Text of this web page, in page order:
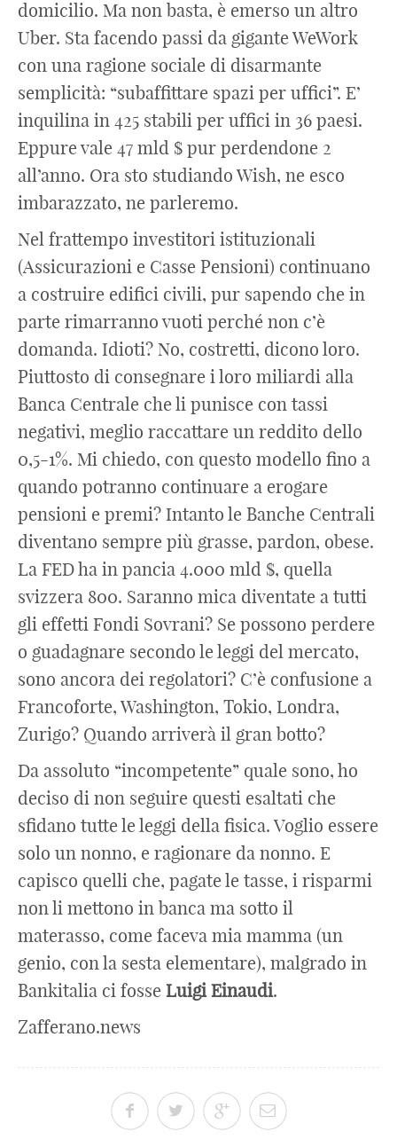
domicilio. Ma non basta, è emerso un altro
Uber. Sta facendo passi da gigante WeWork
con una ragione sociale di disarmante
semplicità: “subaffittare spazi per uffici”. E’
inquilina in 425 stabili per uffici in 36 paesi.
Eppure vale 47 mld $ pur perdendone 2
all’anno. Ora sto studiando Wish, ne esco
imbarazzato, ne parleremo.
Nel frattempo investitori istituzionali
(Assicurazioni e Casse Pensioni) continuano
a costruire edifici civili, pur sapendo che in
parte rimarranno vuoti perché non c’è
domanda. Idioti? No, costretti, dicono loro.
Piuttosto di consegnare i loro miliardi alla
Banca Centrale che li punisce con tassi
negativi, meglio raccattare un reddito dello
0,5-1%. Mi chiedo, con questo modello fino a
quando potranno continuare a erogare
pensioni e premi? Intanto le Banche Centrali
diventano sempre più grasse, pardon, obese.
La FED ha in pancia 4.000 mld $, quella
svizzera 800. Saranno mica diventate a tutti
gli effetti Fondi Sovrani? Se possono perdere
o guadagnare secondo le leggi del mercato,
sono ancora dei regolatori? C’è confusione a
Francoforte, Washington, Tokio, Londra,
Zurigo? Quando arriverà il gran botto?
Da assoluto “incompetente” quale sono, ho
deciso di non seguire questi esaltati che
sfidano tutte le leggi della fisica. Voglio essere
solo un nonno, e ragionare da nonno. E
capisco quelli che, pagate le tasse, i risparmi
non li mettono in banca ma sotto il
materasso, come faceva mia mamma (un
genio, con la sesta elementare), malgrado in
Bankitalia ci fosse Luigi Einaudi.
Zafferano.news